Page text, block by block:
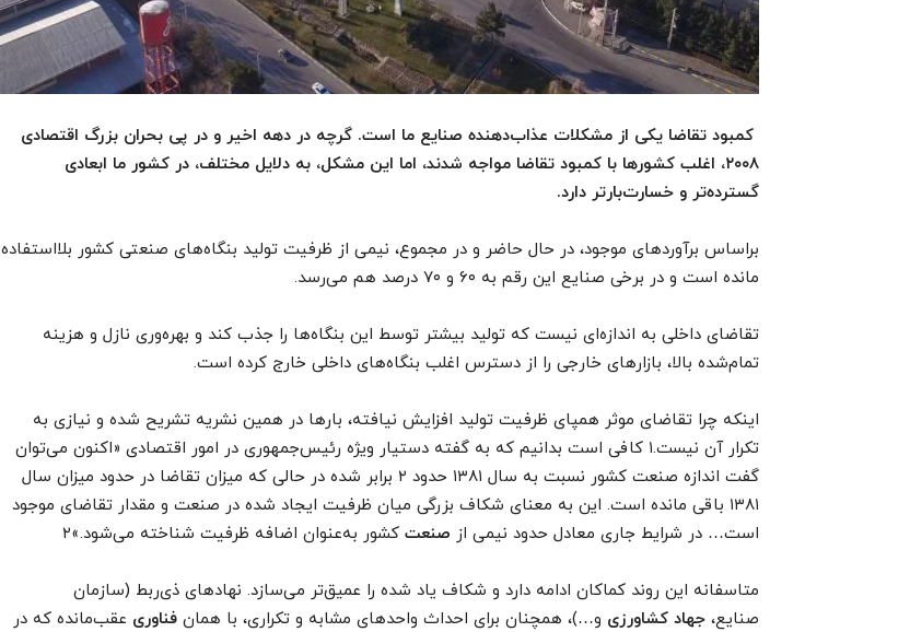
کمبود تقاضا یکی از مشکلات عذاب‌دهنده صنایع ما است. گرچه در دهه اخیر و در پی بحران بزرگ اقتصادی
۲۰۰۸، اغلب کشورها با کمبود تقاضا مواجه شدند، اما این مشکل، به دلایل مختلف، در کشور ما ابعادی
گسترده‌تر و خسارت‌بارتر دارد.
براساس برآوردهای موجود، در حال حاضر و در مجموع، نیمی از ظرفیت تولید بنگاه‌های صنعتی کشور بلااستفاده
مانده است و در برخی صنایع این رقم به ۶۰ و ۷۰ درصد هم می‌رسد.
تقاضای داخلی به اندازه‌ای نیست که تولید بیشتر توسط این بنگاه‌ها را جذب کند و بهره‌وری نازل و هزینه
تمام‌شده بالا، بازارهای خارجی را از دسترس اغلب بنگاه‌های داخلی خارج کرده است.
اینکه چرا تقاضای موثر همپای ظرفیت تولید افزایش نیافته، بارها در همین نشریه تشریح شده و نیازی به
تکرار آن نیست.۱ کافی است بدانیم که به گفته دستیار ویژه رئیس‌جمهوری در امور اقتصادی «اکنون می‌توان
گفت اندازه صنعت کشور نسبت به سال ۱۳۸۱ حدود ۲ برابر شده در حالی که میزان تقاضا در حدود میزان سال
۱۳۸۱ باقی مانده است. این به معنای شکاف بزرگی میان ظرفیت ایجاد شده در صنعت و مقدار تقاضای موجود
است… در شرایط جاری معادل حدود نیمی از صنعت کشور به‌عنوان اضافه ظرفیت شناخته می‌شود.»۲
متاسفانه این روند کماکان ادامه دارد و شکاف یاد شده را عمیق‌تر می‌سازد. نهادهای ذی‌ربط (سازمان
صنایع، جهاد کشاورزی و…)، همچنان برای احداث واحدهای مشابه و تکراری، با همان فناوری عقب‌مانده که در